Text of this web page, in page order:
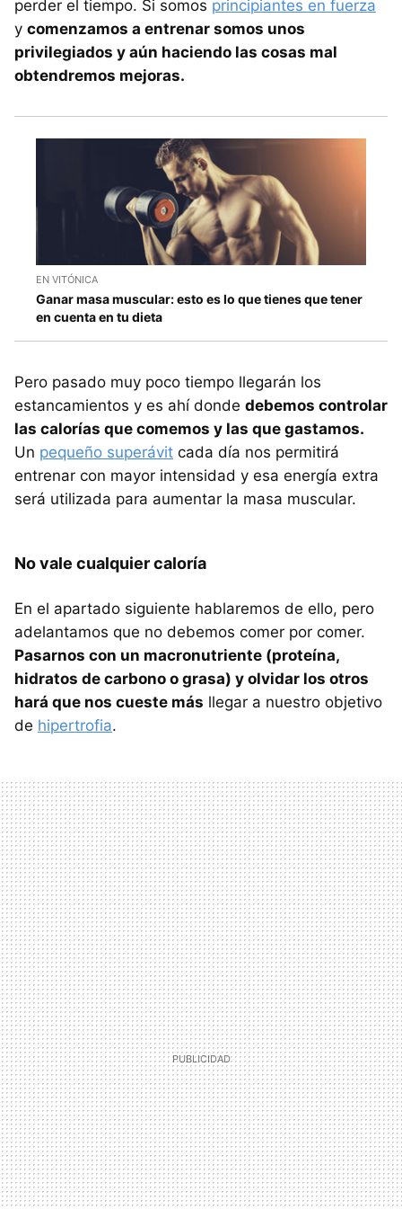
perder el tiempo. Si somos principiantes en fuerza
y comenzamos a entrenar somos unos
privilegiados y aún haciendo las cosas mal
obtendremos mejoras.
EN VITÓNICA
Ganar masa muscular: esto es lo que tienes que tener
en cuenta en tu dieta
Pero pasado muy poco tiempo llegarán los
estancamientos y es ahí donde debemos controlar
las calorías que comemos y las que gastamos.
Un pequeño superávit cada día nos permitirá
entrenar con mayor intensidad y esa energía extra
será utilizada para aumentar la masa muscular.
No vale cualquier caloría
En el apartado siguiente hablaremos de ello, pero
adelantamos que no debemos comer por comer.
Pasarnos con un macronutriente (proteína,
hidratos de carbono o grasa) y olvidar los otros
hará que nos cueste más llegar a nuestro objetivo
de hipertrofia.